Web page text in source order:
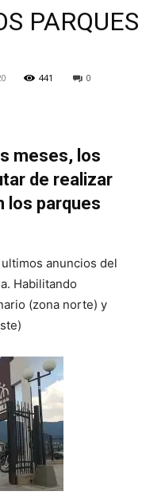
PARQUES
441 0
meses, los
de realizar
los parques
anuncios del
Habilitando
(zona norte) y